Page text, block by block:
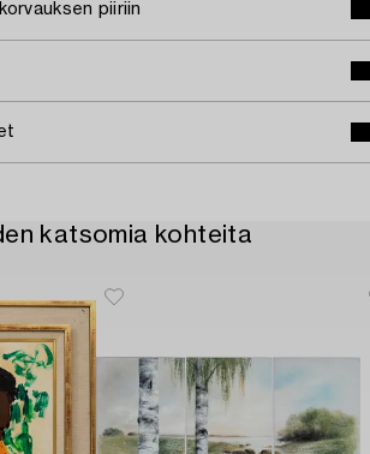
piiriin
katsomia kohteita